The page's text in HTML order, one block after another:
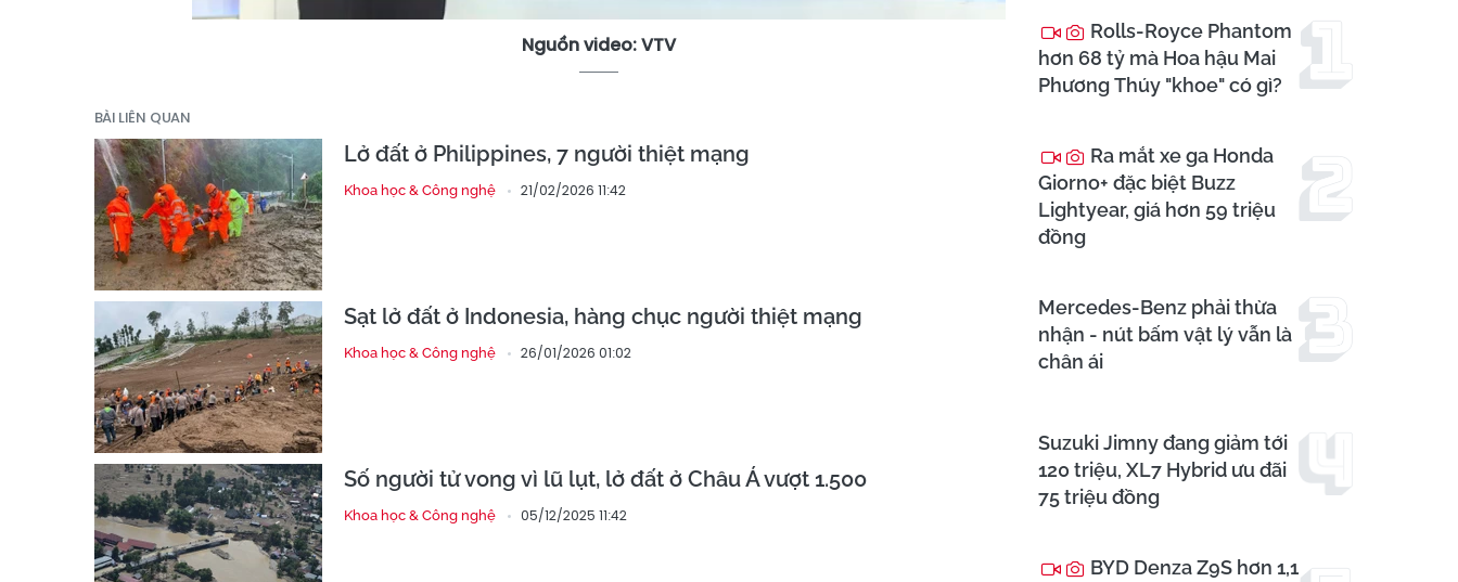
Nguồn video: VTV
BÀI LIÊN QUAN
Lở đất ở Philippines, 7 người thiệt mạng
Khoa học & Công nghệ 21/02/2026 11:42
Sạt lở đất ở Indonesia, hàng chục người thiệt mạng
Khoa học & Công nghệ 26/01/2026 01:02
Số người tử vong vì lũ lụt, lở đất ở Châu Á vượt 1.500
Khoa học & Công nghệ 05/12/2025 11:42
Rolls-Royce Phantom
hơn 68 tỷ mà Hoa hậu Mai
Phương Thúy "khoe" có gì?
Ra mắt xe ga Honda
Giorno+ đặc biệt Buzz
Lightyear, giá hơn 59 triệu
đồng
Mercedes-Benz phải thừa
nhận - nút bấm vật lý vẫn là
chân ái
Suzuki Jimny đang giảm tới
120 triệu, XL7 Hybrid ưu đãi
75 triệu đồng
BYD Denza Z9S hơn 1,1